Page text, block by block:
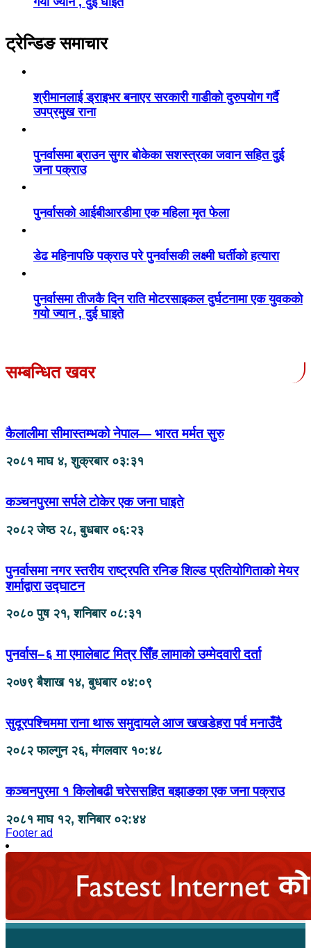
ट्रेन्डिङ समाचार
श्रीमानलाई ड्राइभर बनाएर सरकारी गाडीको दुरुपयोग गर्दै
उपप्रमुख राना
पुनर्वासमा ब्राउन सुगर बोकेका सशस्त्रका जवान सहित दुई
जना पक्राउ
पुनर्वासको आईबीआरडीमा एक महिला मृत फेला
डेढ महिनापछि पक्राउ परे पुनर्वासकी लक्ष्मी घर्तीको हत्यारा
पुनर्वासमा तीजकै दिन राति मोटरसाइकल दुर्घटनामा एक युवकको
गयो ज्यान , दुई घाइते
सम्बन्धित खवर
कैलालीमा सीमास्तम्भको नेपाल— भारत मर्मत सुरु
२०८१ माघ ४, शुक्रबार ०३:३१
कञ्चनपुरमा सर्पले टोकेर एक जना घाइते
२०८२ जेष्ठ २८, बुधबार ०६:२३
पुनर्वासमा नगर स्तरीय राष्ट्रपति रनिङ शिल्ड प्रतियोगिताको मेयर
शर्माद्वारा उद्घाटन
२०८० पुष २१, शनिबार ०८:३१
पुनर्वास–६ मा एमालेबाट मित्र सिँह लामाको उम्मेदवारी दर्ता
२०७९ बैशाख १४, बुधबार ०४:०९
सुदूरपश्चिममा राना थारू समुदायले आज खखडेहरा पर्व मनाउँदै
२०८२ फाल्गुन २६, मंगलवार १०:४८
कञ्चनपुरमा १ किलोबढी चरेससहित बझाङका एक जना पक्राउ
२०८१ माघ १२, शनिबार ०२:४४
Footer ad